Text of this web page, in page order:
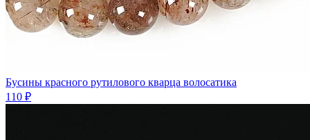
Бусины красного рутилового кварца волосатика
110 ₽